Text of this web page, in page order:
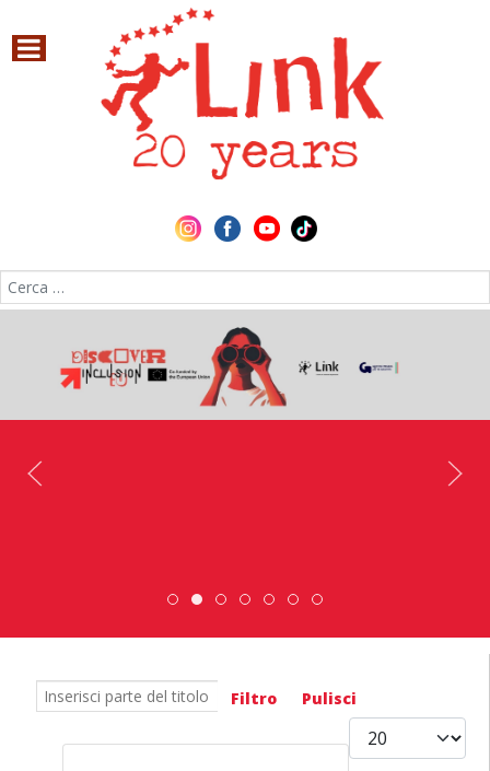
Cerca nel sito
ESC » Volontariato internazionale
Scambio Giovanile » 19 - 28
Scopri dove sono i nostri
DiscoverEu Inclusion
Inserisci parte del titolo Filtro Pulisci
Visualizza #